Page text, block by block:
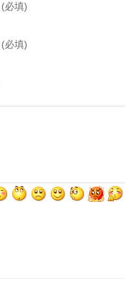
必填)
必填)